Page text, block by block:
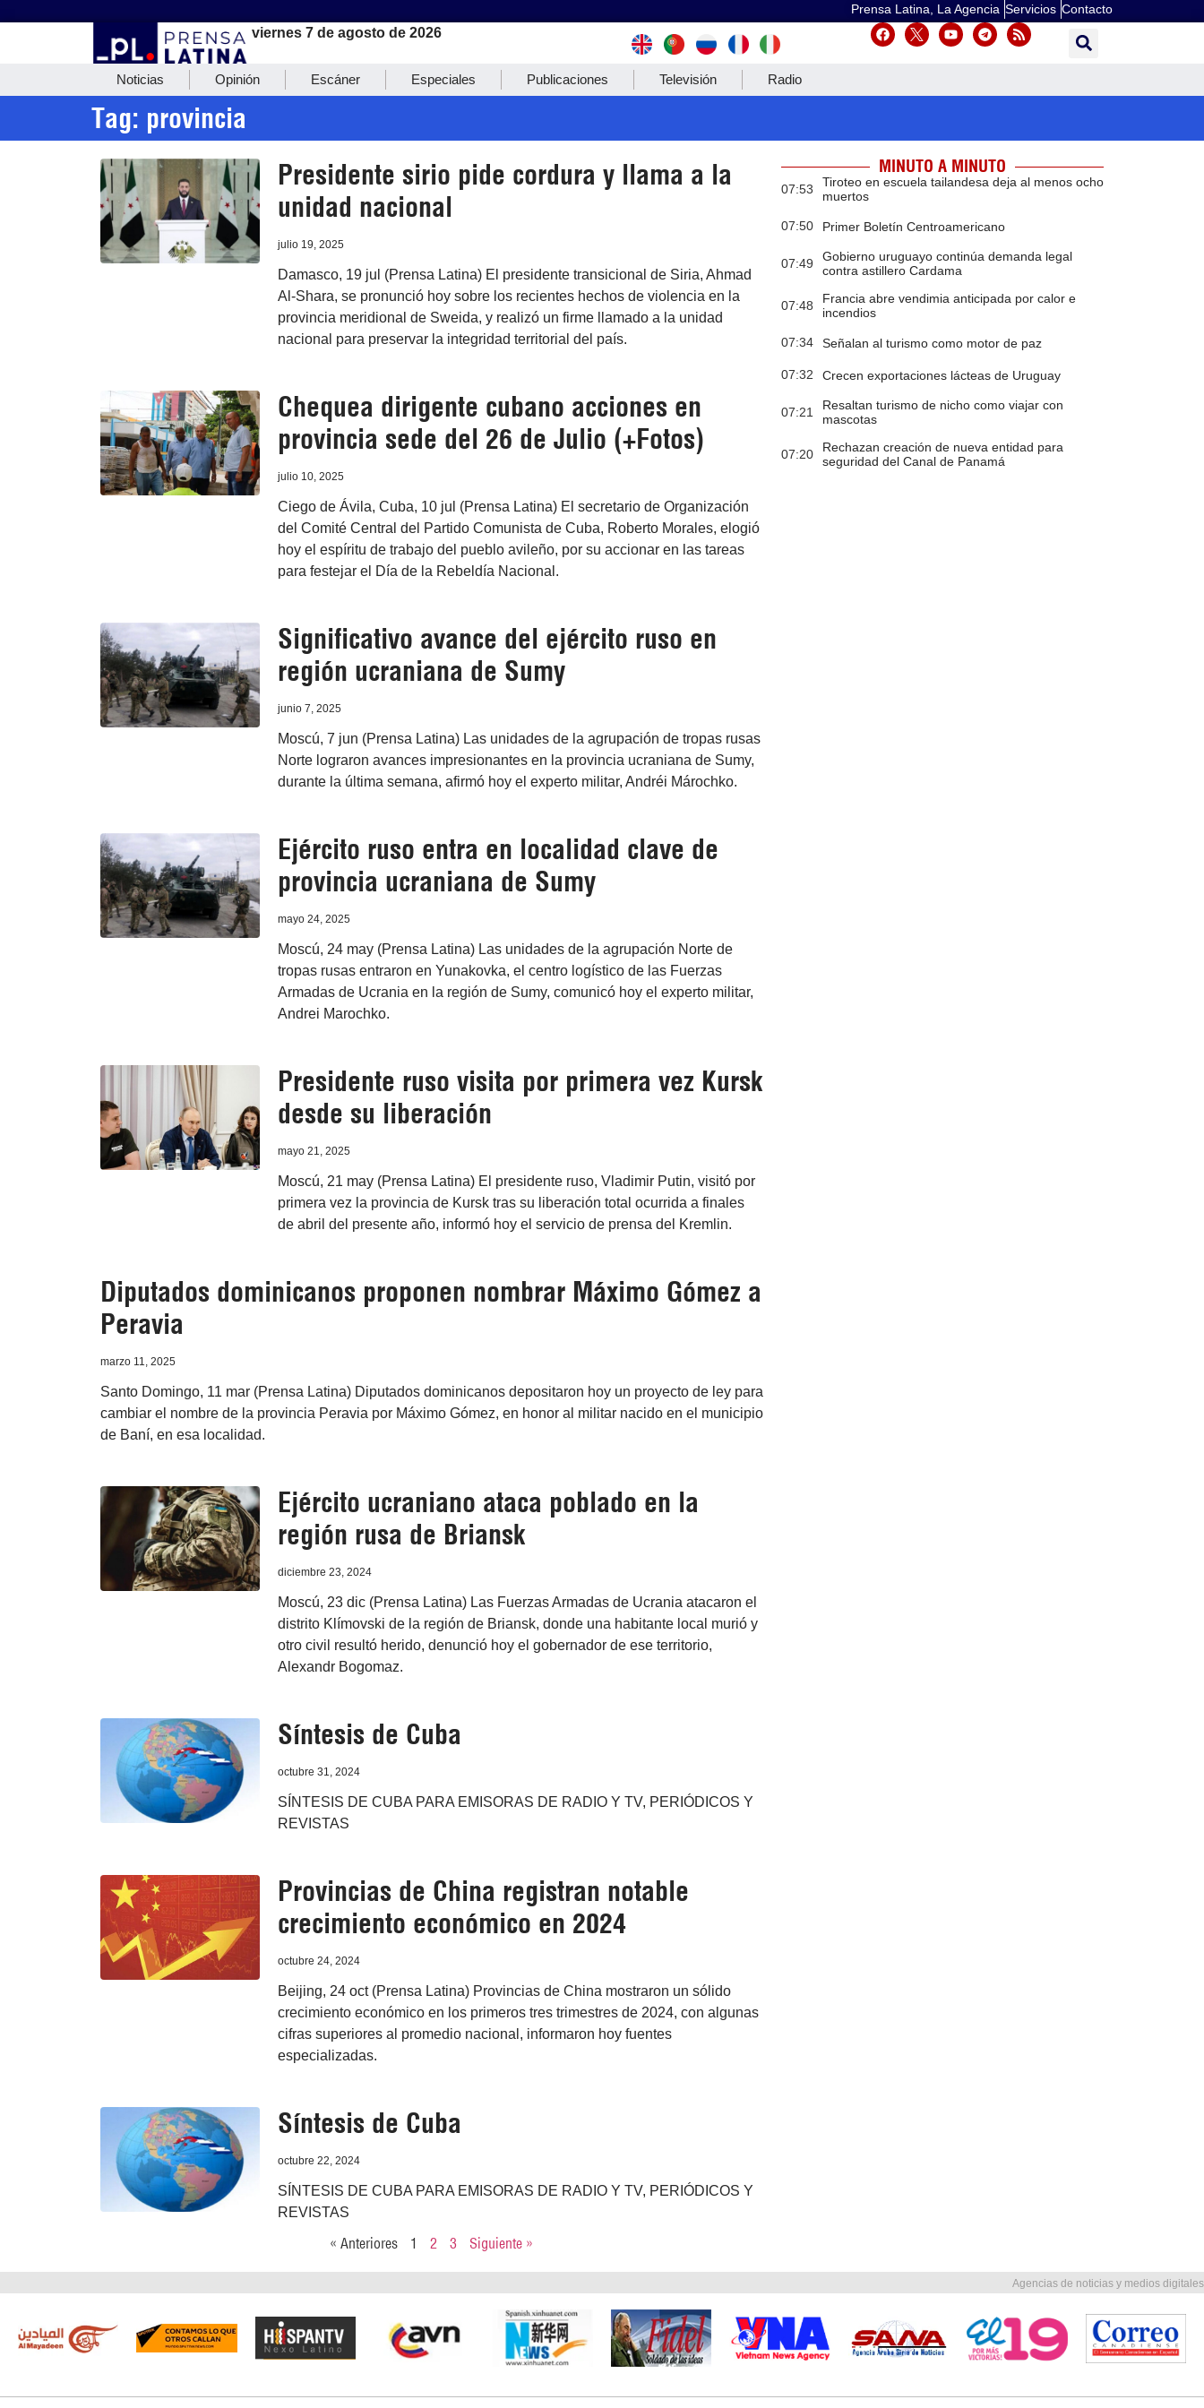
Prensa Latina, La Agencia Servicios Contacto
viernes 7 de agosto de 2026
Noticias Opinión Escáner Especiales Publicaciones Televisión Radio
Tag: provincia
Presidente sirio pide cordura y llama a la
unidad nacional
julio 19, 2025
Damasco, 19 jul (Prensa Latina) El presidente transicional de Siria, Ahmad
Al-Shara, se pronunció hoy sobre los recientes hechos de violencia en la
provincia meridional de Sweida, y realizó un firme llamado a la unidad
nacional para preservar la integridad territorial del país.
Chequea dirigente cubano acciones en
provincia sede del 26 de Julio (+Fotos)
julio 10, 2025
Ciego de Ávila, Cuba, 10 jul (Prensa Latina) El secretario de Organización
del Comité Central del Partido Comunista de Cuba, Roberto Morales, elogió
hoy el espíritu de trabajo del pueblo avileño, por su accionar en las tareas
para festejar el Día de la Rebeldía Nacional.
Significativo avance del ejército ruso en
región ucraniana de Sumy
junio 7, 2025
Moscú, 7 jun (Prensa Latina) Las unidades de la agrupación de tropas rusas
Norte lograron avances impresionantes en la provincia ucraniana de Sumy,
durante la última semana, afirmó hoy el experto militar, Andréi Márochko.
Ejército ruso entra en localidad clave de
provincia ucraniana de Sumy
mayo 24, 2025
Moscú, 24 may (Prensa Latina) Las unidades de la agrupación Norte de
tropas rusas entraron en Yunakovka, el centro logístico de las Fuerzas
Armadas de Ucrania en la región de Sumy, comunicó hoy el experto militar,
Andrei Marochko.
Presidente ruso visita por primera vez Kursk
desde su liberación
mayo 21, 2025
Moscú, 21 may (Prensa Latina) El presidente ruso, Vladimir Putin, visitó por
primera vez la provincia de Kursk tras su liberación total ocurrida a finales
de abril del presente año, informó hoy el servicio de prensa del Kremlin.
Diputados dominicanos proponen nombrar Máximo Gómez a
Peravia
marzo 11, 2025
Santo Domingo, 11 mar (Prensa Latina) Diputados dominicanos depositaron hoy un proyecto de ley para
cambiar el nombre de la provincia Peravia por Máximo Gómez, en honor al militar nacido en el municipio
de Baní, en esa localidad.
Ejército ucraniano ataca poblado en la
región rusa de Briansk
diciembre 23, 2024
Moscú, 23 dic (Prensa Latina) Las Fuerzas Armadas de Ucrania atacaron el
distrito Klímovski de la región de Briansk, donde una habitante local murió y
otro civil resultó herido, denunció hoy el gobernador de ese territorio,
Alexandr Bogomaz.
Síntesis de Cuba
octubre 31, 2024
SÍNTESIS DE CUBA PARA EMISORAS DE RADIO Y TV, PERIÓDICOS Y
REVISTAS
Provincias de China registran notable
crecimiento económico en 2024
octubre 24, 2024
Beijing, 24 oct (Prensa Latina) Provincias de China mostraron un sólido
crecimiento económico en los primeros tres trimestres de 2024, con algunas
cifras superiores al promedio nacional, informaron hoy fuentes
especializadas.
Síntesis de Cuba
octubre 22, 2024
SÍNTESIS DE CUBA PARA EMISORAS DE RADIO Y TV, PERIÓDICOS Y
REVISTAS
« Anteriores 1 2 3 Siguiente »
MINUTO A MINUTO
07:53
Tiroteo en escuela tailandesa deja al menos ocho
muertos
07:50 Primer Boletín Centroamericano
07:49
Gobierno uruguayo continúa demanda legal
contra astillero Cardama
07:48
Francia abre vendimia anticipada por calor e
incendios
07:34 Señalan al turismo como motor de paz
07:32 Crecen exportaciones lácteas de Uruguay
07:21
Resaltan turismo de nicho como viajar con
mascotas
07:20
Rechazan creación de nueva entidad para
seguridad del Canal de Panamá
Agencias de noticias y medios digitales